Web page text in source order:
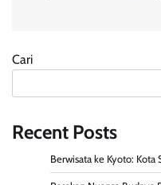
Cari
Recent Posts
Berwisata ke Kyoto: Kota